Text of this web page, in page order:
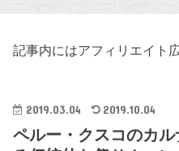
記事内にはアフィリエイト
2019.03.04 2019.10.04
ペルー・クスコのカ